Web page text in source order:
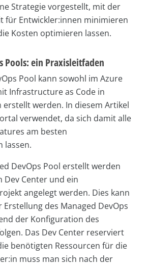
Strategie vorgestellt, mit der
für Entwickler:innen minimieren
Kosten optimieren lassen.
Pools: ein Praxisleitfaden
Pool kann sowohl im Azure
Infrastructure as Code in
werden. In diesem Artikel
verwendet, da sich damit alle
am besten
lassen.
DevOps Pool erstellt werden
Dev Center und ein
angelegt werden. Dies kann
des Managed DevOps
der Konfiguration des
Das Dev Center reserviert
benötigten Ressourcen für die
muss man sich nach der